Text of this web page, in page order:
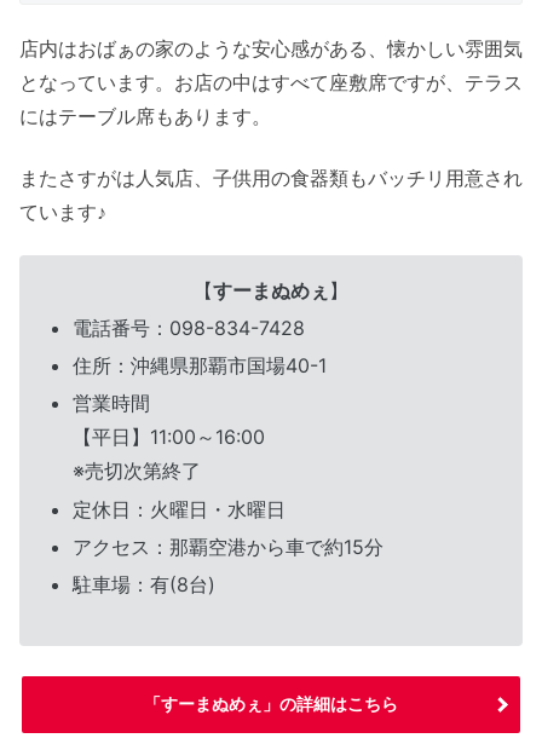
店内はおばぁの家のような安心感がある、懐かしい雰囲気
となっています。お店の中はすべて座敷席ですが、テラス
にはテーブル席もあります。
またさすがは人気店、子供用の食器類もバッチリ用意され
ています♪
【すーまぬめぇ 】
電話番号：098-834-7428
住所：沖縄県那覇市国場40-1
営業時間
【平日】11:00～16:00
※売切次第終了
定休日：火曜日・水曜日
アクセス：那覇空港から車で約15分
駐車場：有(8台)
「すーまぬめぇ」の詳細はこちら